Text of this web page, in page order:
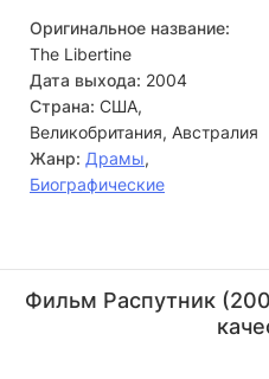
Оригинальное название:
The Libertine
Дата выхода: 2004
Страна: США,
Великобритания, Австралия
Жанр: Драмы,
Биографические
(Charles II)
Фильм Распутник